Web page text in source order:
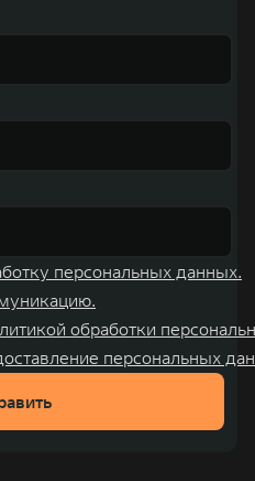
персональных данных.
обработки
персональных